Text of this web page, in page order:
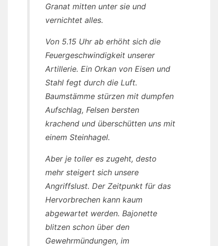
Granat mitten unter sie und
vernichtet alles.
Von 5.15 Uhr ab erhöht sich die
Feuergeschwindigkeit unserer
Artillerie. Ein Orkan von Eisen und
Stahl fegt durch die Luft.
Baumstämme stürzen mit dumpfen
Aufschlag, Felsen bersten
krachend und überschütten uns mit
einem Steinhagel.
Aber je toller es zugeht, desto
mehr steigert sich unsere
Angriffslust. Der Zeitpunkt für das
Hervorbrechen kann kaum
abgewartet werden. Bajonette
blitzen schon über den
Gewehrmündungen, im